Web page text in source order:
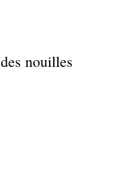
nouilles